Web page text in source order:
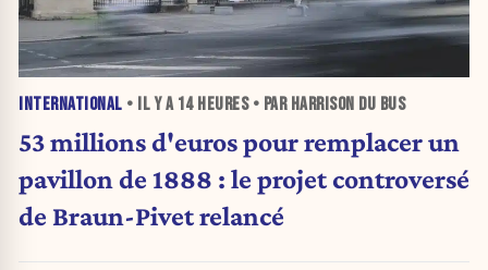
INTERNATIONAL • IL Y A 14 HEURES• PAR HARRISON DU BUS
53 millions d'euros pour remplacer un
pavillon de 1888 : le projet controversé
de Braun-Pivet relancé